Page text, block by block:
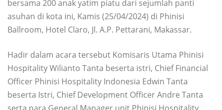
bersama 200 anak yatim piatu dari sejumlah panti
asuhan di kota ini, Kamis (25/04/2024) di Phinisi
Ballroom, Hotel Claro, Jl. A.P. Pettarani, Makassar.
Hadir dalam acara tersebut Komisaris Utama Phinisi
Hospitality Wilianto Tanta beserta istri, Chief Financial
Officer Phinisi Hospitality Indonesia Edwin Tanta
beserta Istri, Chief Development Officer Andre Tanta